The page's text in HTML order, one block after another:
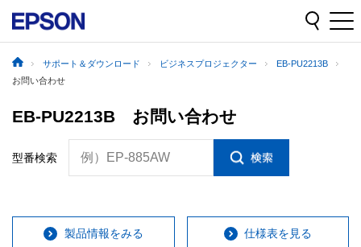
サポート＆ダウンロード ビジネスプロジェクター
EB-PU2213B
お問い合わせ
EB-PU2213B お問い合わせ
型番検索 例）EP-885AW
製品情報をみる 仕様表を見る